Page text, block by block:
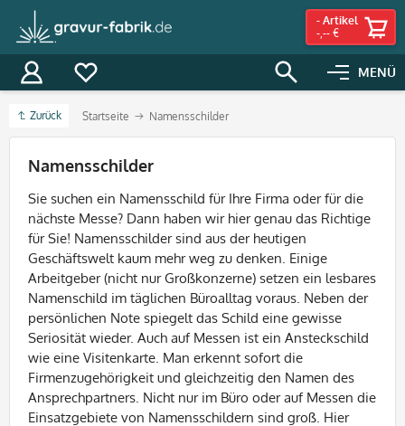
MENÜ
- Artikel
-,-- €
Zurück Startseite Namensschilder
Filter
Namensschilder
Sie suchen ein Namensschild für Ihre Firma oder für die
nächste Messe? Dann haben wir hier genau das Richtige
für Sie! Namensschilder sind aus der heutigen
Geschäftswelt kaum mehr weg zu denken. Einige
Arbeitgeber (nicht nur Großkonzerne) setzen ein lesbares
Namenschild im täglichen Büroalltag voraus. Neben der
persönlichen Note spiegelt das Schild eine gewisse
Seriosität wieder. Auch auf Messen ist ein Ansteckschild
wie eine Visitenkarte. Man erkennt sofort die
Firmenzugehörigkeit und gleichzeitig den Namen des
Ansprechpartners. Nicht nur im Büro oder auf Messen die
Einsatzgebiete von Namensschildern sind groß. Hier